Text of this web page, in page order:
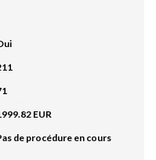
EUR
de procédure en cours